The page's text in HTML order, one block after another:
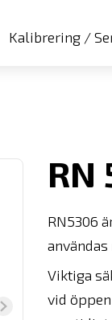
Kalibrering /
RN5306
Viktiga
vid